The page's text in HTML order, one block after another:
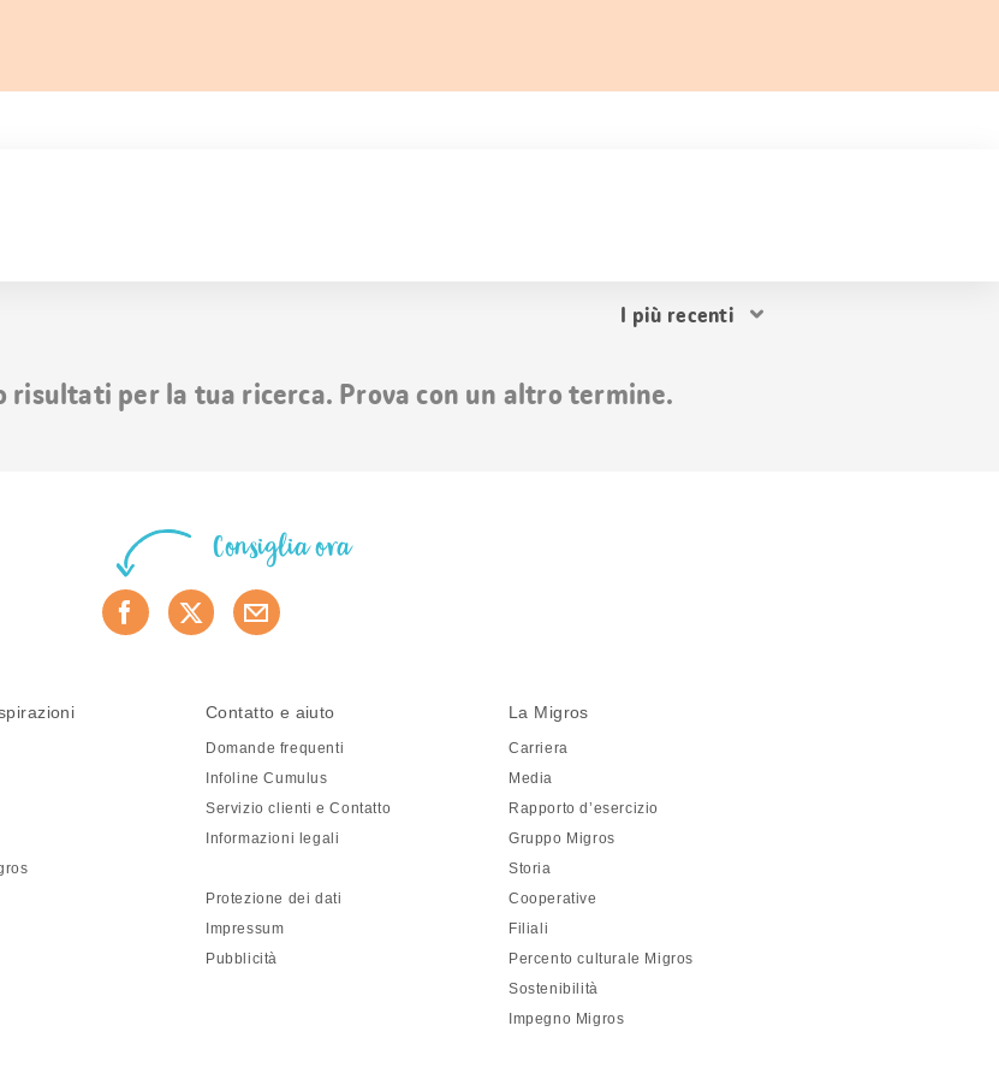
Ordina
per la tua ricerca. Prova con un altro termine.
Consiglia ora
Contatto e aiuto
Domande frequenti
Infoline Cumulus
Servizio clienti e Contatto
Informazioni legali
Protezione dei dati
Impressum
Pubblicità
La Migros
Carriera
Media
Rapporto d’esercizio
Gruppo Migros
Storia
Cooperative
Filiali
Percento culturale Migros
Sostenibilità
Impegno Migros